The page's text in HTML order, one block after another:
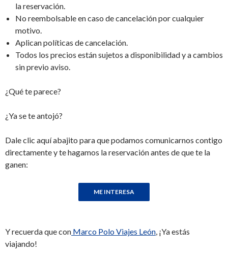
la reservación.
No reembolsable en caso de cancelación por cualquier
motivo.
Aplican políticas de cancelación.
Todos los precios están sujetos a disponibilidad y a cambios
sin previo aviso.
¿Qué te parece?
¿Ya se te antojó?
Dale clic aquí abajito para que podamos comunicarnos contigo
directamente y te hagamos la reservación antes de que te la
ganen:
Y recuerda que con Marco Polo Viajes León , ¡Ya estás
viajando!